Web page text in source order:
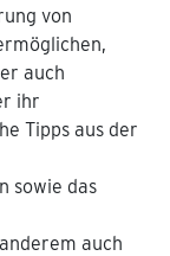
von
auch
ihr
Tipps aus der
sowie das
auch